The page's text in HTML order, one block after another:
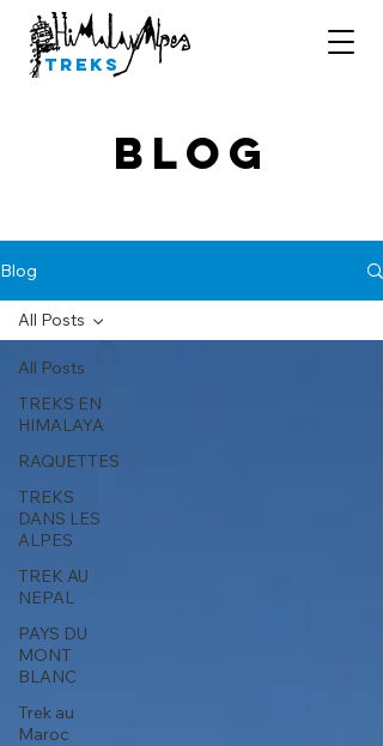
Treks
Blog
Blog
All Posts
TREKS EN
HIMALAYA
RAQUETTES
TREKS
DANS LES
ALPES
TREK AU
NEPAL
PAYS DU
MONT
BLANC
Trek au
Maroc
All Posts